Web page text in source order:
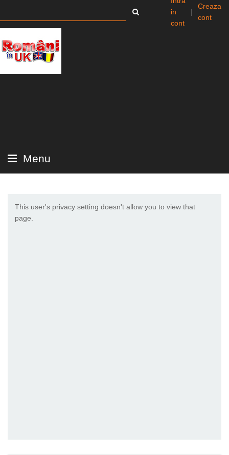
in
cont
|
Creaza
cont
Menu
This user's privacy setting doesn't allow you to view that
page.